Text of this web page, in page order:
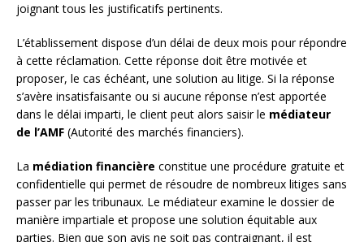
joignant tous les justificatifs pertinents.
L’établissement dispose d’un délai de deux mois pour répondre
à cette réclamation. Cette réponse doit être motivée et
proposer, le cas échéant, une solution au litige. Si la réponse
s’avère insatisfaisante ou si aucune réponse n’est apportée
dans le délai imparti, le client peut alors saisir le médiateur
de l’AMF (Autorité des marchés financiers).
La médiation financière constitue une procédure gratuite et
confidentielle qui permet de résoudre de nombreux litiges sans
passer par les tribunaux. Le médiateur examine le dossier de
manière impartiale et propose une solution équitable aux
parties. Bien que son avis ne soit pas contraignant, il est